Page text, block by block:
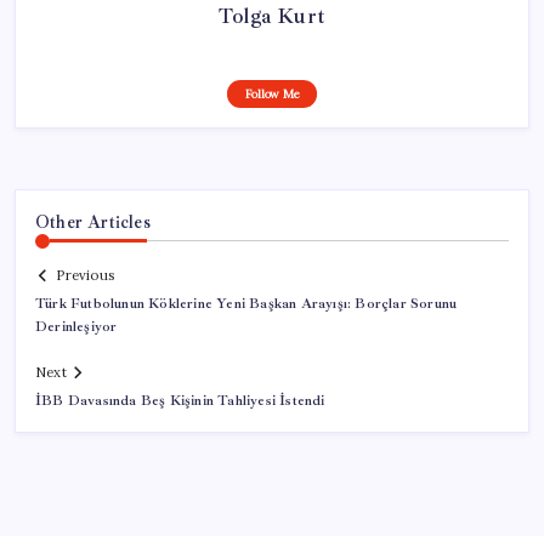
Tolga Kurt
Follow Me
Other Articles
Previous
Türk Futbolunun Köklerine Yeni Başkan Arayışı: Borçlar Sorunu
Derinleşiyor
Next
İBB Davasında Beş Kişinin Tahliyesi İstendi